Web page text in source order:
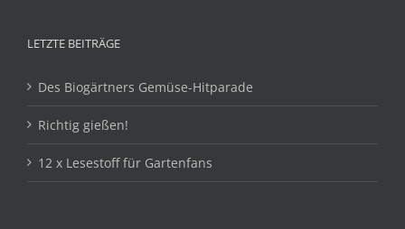
LETZTE BEITRÄGE
Des Biogärtners Gemüse-Hitparade
Richtig gießen!
12 x Lesestoff für Gartenfans